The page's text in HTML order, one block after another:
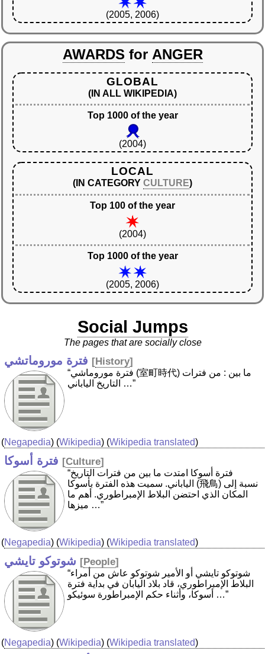
(2005, 2006)
AWARDS for ANGER
GLOBAL
(IN ALL WIKIPEDIA)
Top 1000 of the year
(2004)
LOCAL
(IN CATEGORY CULTURE)
Top 100 of the year
(2004)
Top 1000 of the year
(2005, 2006)
Social Jumps
The pages that are socially close
فترة موروماتشي [History]
“فترة موروماشي (室町時代) ما بين : من فترات
التاريخ الياباني …”
(Negapedia) (Wikipedia) (Wikipedia translated)
فترة أسوكا [Culture]
“فترة أسوكا امتدت ما بين من فترات التاريخ
الياباني. سميت هذه الفترة بأسوكا (飛鳥) نسبة إلى
المكان الذي احتضن البلاط الإمبراطوري. أهم ما
ميزها …”
(Negapedia) (Wikipedia) (Wikipedia translated)
شوتوكو تايشي [People]
“شوتوكو تايشي أو الأمير شوتوكو عاش من أمراء
البلاط الإمبراطوري، قاد بلاد اليابان في بداية فترة
أسوكا، وأثناء حكم الإمبراطورة سوئيكو …”
(Negapedia) (Wikipedia) (Wikipedia translated)